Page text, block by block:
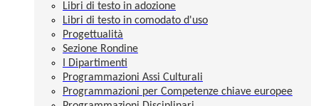
Libri di testo in adozione
Libri di testo in comodato d'uso
Progettualità
Sezione Rondine
I Dipartimenti
Programmazioni Assi Culturali
Programmazioni per Competenze chiave europee